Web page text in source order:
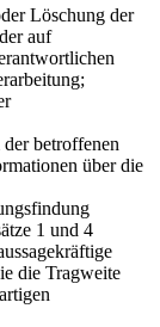
Löschung der
auf
betroffenen
über die
1 und 4
die Tragweite